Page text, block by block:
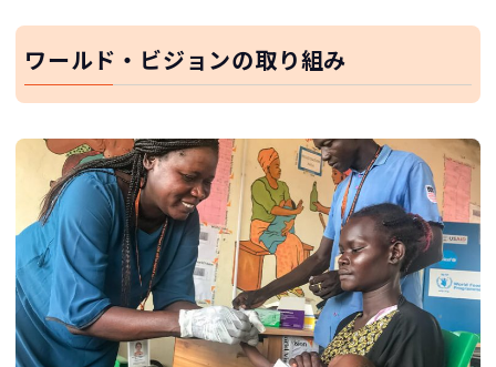
ワールド・ビジョンの取り組み